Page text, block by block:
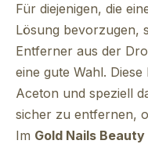
Für diejenigen, die
Lösung bevorzugen,
Entferner aus der
eine gute Wahl.
Aceton und speziell
sicher zu entfernen,
Im Gold Nails Beauty